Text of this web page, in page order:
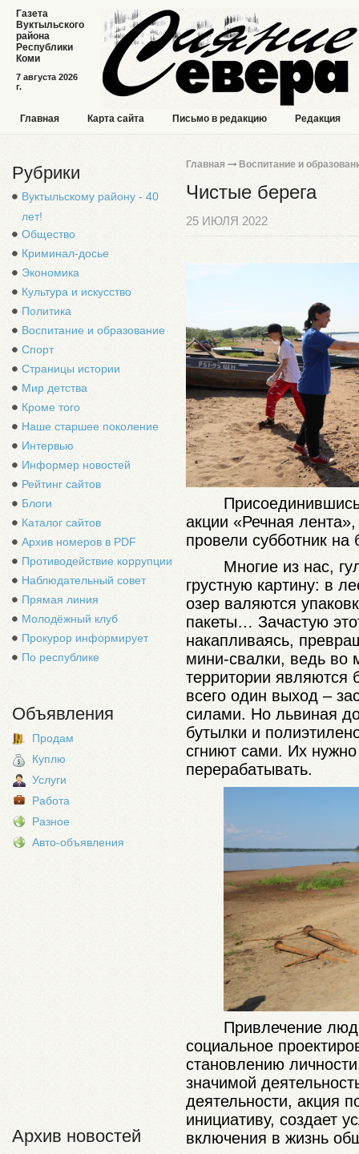
7 августа 2026
г.
Газета
Вуктыльского
района
Республики
Коми
Главная Карта сайта Письмо в редакцию Редакция
Рубрики
Вуктыльскому району - 40
лет!
Общество
Криминал-досье
Экономика
Культура и искусство
Политика
Воспитание и образование
Спорт
Страницы истории
Мир детства
Кроме того
Наше старшее поколение
Интервью
Информер новостей
Рейтинг сайтов
Блоги
Каталог сайтов
Архив номеров в PDF
Противодействие коррупции
Наблюдательный совет
Прямая линия
Молодёжный клуб
Прокурор информирует
По республике
Объявления
Продам
Куплю
Услуги
Работа
Разное
Авто-объявления
Архив новостей
Главная Воспитание и
Чистые берега
25 ИЮЛЯ 2022
акции «Речная
провели субботник на
Многие из нас,
грустную картину: в
озер валяются
пакеты… Зачастую
накапливаясь,
мини-свалки, ведь во
территории являются
всего один выход –
силами. Но львиная
бутылки и
сгниют сами. Их
перерабатывать.
Привлечение
социальное
становлению
значимой
деятельности, акция
инициативу, создает
включения в жизнь